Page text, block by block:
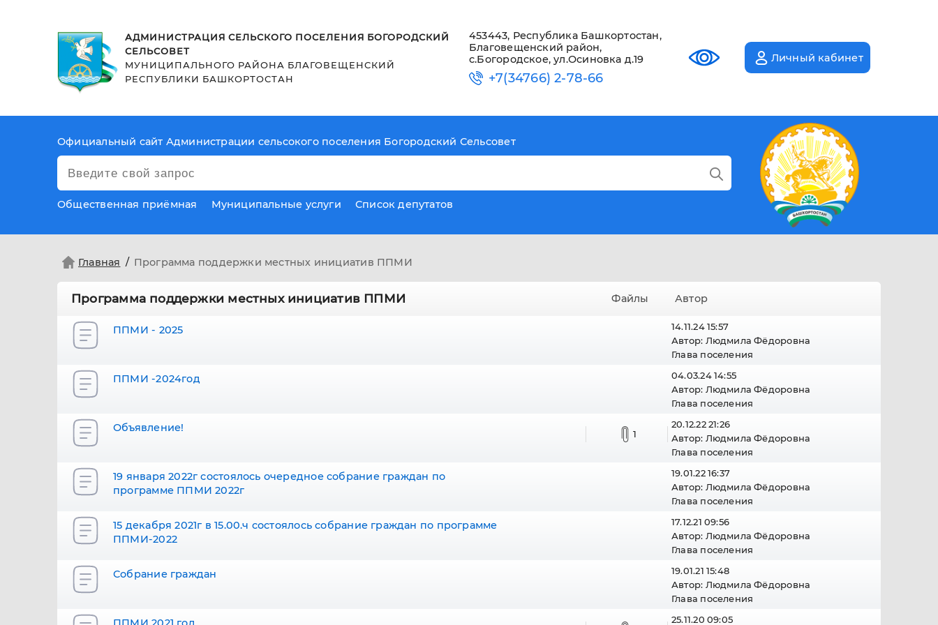
АДМИНИСТРАЦИЯ СЕЛЬСКОГО ПОСЕЛЕНИЯ БОГОРОДСКИЙ
СЕЛЬСОВЕТ
МУНИЦИПАЛЬНОГО РАЙОНА БЛАГОВЕЩЕНСКИЙ
РЕСПУБЛИКИ БАШКОРТОСТАН
453443, Республика Башкортостан,
Благовещенский район,
с.Богородское, ул.Осиновка д.19
+7(34766) 2-78-66
Личный кабинет
Официальный сайт Администрации сельсокого поселения Богородский Сельсовет
Общественная приёмная Муниципальные услуги Список депутатов
Главная Программа поддержки местных инициатив ППМИ
Программа поддержки местных инициатив ППМИ Файлы Автор
ППМИ - 2025
14.11.24 15:57
Автор: Людмила Фёдоровна
Глава поселения
ППМИ -2024год
04.03.24 14:55
Автор: Людмила Фёдоровна
Глава поселения
Объявление!
1
20.12.22 21:26
Автор: Людмила Фёдоровна
Глава поселения
19 января 2022г состоялось очередное собрание граждан по
программе ППМИ 2022г
19.01.22 16:37
Автор: Людмила Фёдоровна
Глава поселения
15 декабря 2021г в 15.00.ч состоялось собрание граждан по программе
ППМИ-2022
17.12.21 09:56
Автор: Людмила Фёдоровна
Глава поселения
Собрание граждан
19.01.21 15:48
Автор: Людмила Фёдоровна
Глава поселения
25.11.20 09:05